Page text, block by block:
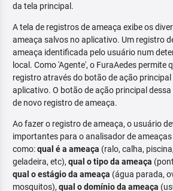
da tela principal.
A tela de registros de ameaça exibe os
ameaça salvos no aplicativo. Um registro
ameaça identificada pelo usuário num
local. Como 'Agente', o FuraAedes permite
registro através do botão de ação
aplicativo. O botão de ação principal
de novo registro de ameaça.
Ao fazer o registro de ameaça, o usuário
importantes para o analisador de
como:qual é a ameaça (ralo, calha,
geladeira, etc), qual o tipo da ameaça
qual o estágio da ameaça (água parada,
mosquitos), qual o domínio da ameaça